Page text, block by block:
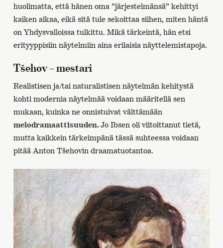
huolimatta, että hänen oma ”järjestelmänsä” kehittyi
kaiken aikaa, eikä sitä tule sekoittaa siihen, miten häntä
on Yhdysvalloissa tulkittu. Mikä tärkeintä, hän etsi
erityyppisiin näytelmiin aina erilaisia näyttelemistapoja.
Tšehov – mestari
Realistisen ja/tai naturalistisen näytelmän kehitystä
kohti modernia näytelmää voidaan määritellä sen
mukaan, kuinka ne onnistuivat välttämään
melodramaattisuuden.Jo Ibsen oli viitoittanut tietä,
mutta kaikkein tärkeimpänä tässä suhteessa voidaan
pitää Anton Tšehovin draamatuotantoa.